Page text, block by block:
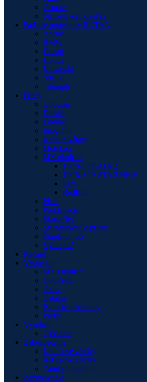
Ostatné
Starostlivosť o reťaz
Padacie protektory RUTAN
Aprilia
BMW
Ducati
Honda
Kawasaki
Suzuki
Triumph
Prilby
Chopper
Detské
Enduro
Integrálne
Komunikátory
Motokros
MX okuliare
100% STRATA 2
100% STRATA 2 NEW
FLY
RedBull
Plexi
Preklápacie
Skúter/Jet
Starostlivosť o prilbu
Štuple do uší
Výklopné
Racing
Výpredaj
MX Okuliare
Oblečenie
Obuv
Ostatné
Padacie protektory
Prilby
Výrobca
QJMotor
Zabezpečenie
Kotúčové zámky
Reťazové zámky
Zámky na prilbu
Zazimovanie